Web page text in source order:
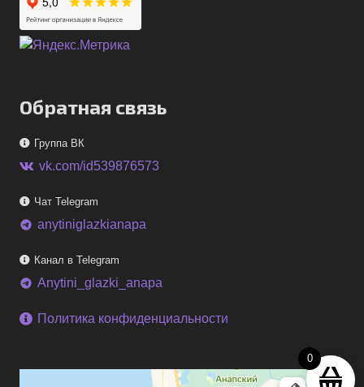
0
Обратная связь
Группа ВК
vk.com/id539876573
Чат Telegram
telegram anytiniglazkianapa
Канал в Telegram
telegram Anytini_glazki_anapa
Политика конфиденциальности